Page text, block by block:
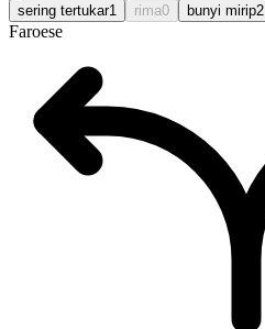
sering tertukar1 rima0 bunyi mirip2
Faroese